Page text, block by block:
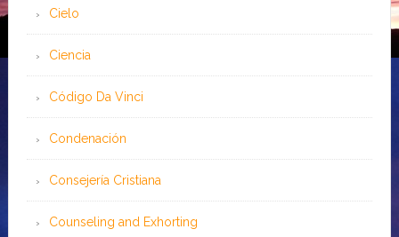
Cielo
Ciencia
Código Da Vinci
Condenación
Consejería Cristiana
Counseling and Exhorting